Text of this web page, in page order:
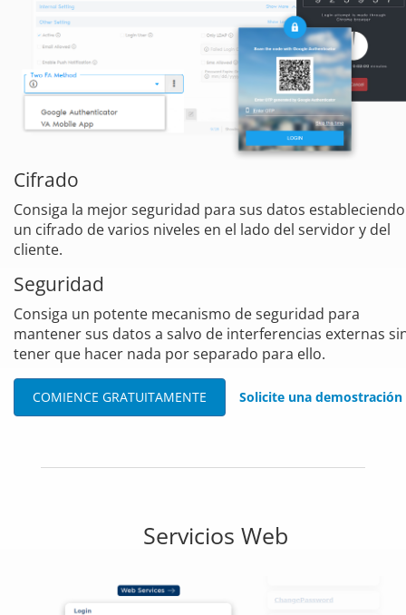
Cifrado
Consiga la mejor seguridad para sus datos estableciendo
un cifrado de varios niveles en el lado del servidor y del
cliente.
Seguridad
Consiga un potente mecanismo de seguridad para
mantener sus datos a salvo de interferencias externas
tener que hacer nada por separado para ello.
COMIENCE GRATUITAMENTE Solicite una demostración
Servicios Web